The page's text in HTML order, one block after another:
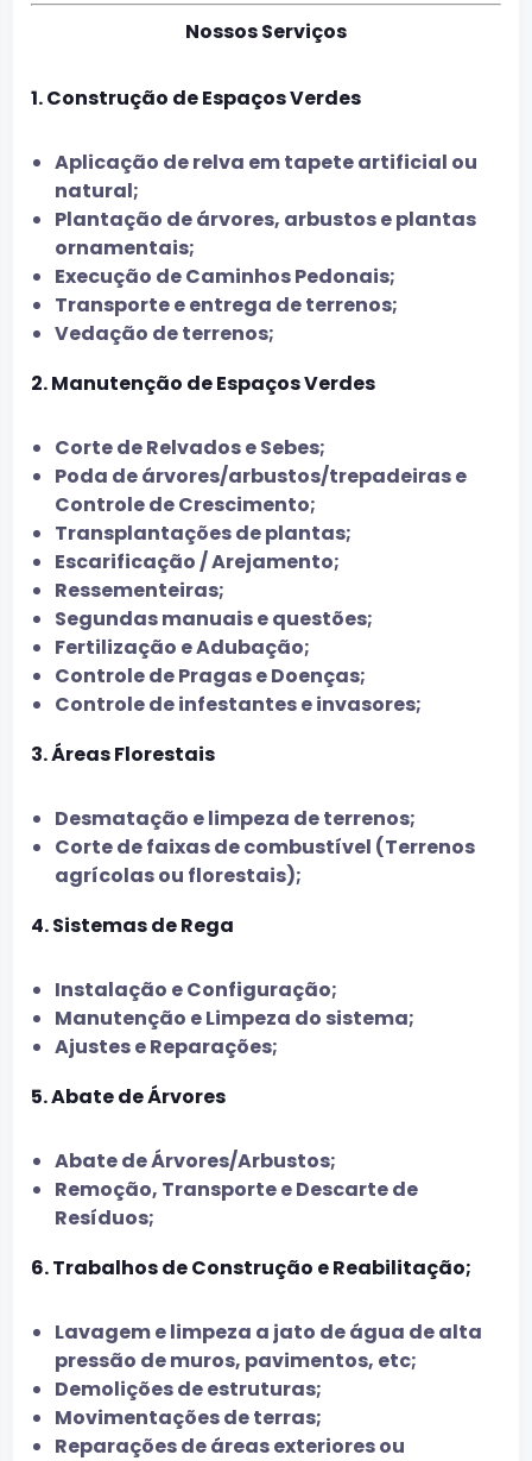
Nossos Serviços
1. Construção de Espaços Verdes
Aplicação de relva em tapete artificial ou
natural;
Plantação de árvores, arbustos e plantas
ornamentais;
Execução de Caminhos Pedonais;
Transporte e entrega de terrenos;
Vedação de terrenos;
2. Manutenção de Espaços Verdes
Corte de Relvados e Sebes;
Poda de árvores/arbustos/trepadeiras e
Controle de Crescimento;
Transplantações de plantas;
Escarificação / Arejamento;
Ressementeiras;
Segundas manuais e questões;
Fertilização e Adubação;
Controle de Pragas e Doenças;
Controle de infestantes e invasores;
3. Áreas Florestais
Desmatação e limpeza de terrenos;
Corte de faixas de combustível (Terrenos
agrícolas ou florestais);
4. Sistemas de Rega
Instalação e Configuração;
Manutenção e Limpeza do sistema;
Ajustes e Reparações;
5. Abate de Árvores
Abate de Árvores/Arbustos;
Remoção, Transporte e Descarte de
Resíduos;
6. Trabalhos de Construção e Reabilitação;
Lavagem e limpeza a jato de água de alta
pressão de muros, pavimentos, etc;
Demolições de estruturas;
Movimentações de terras;
Reparações de áreas exteriores ou